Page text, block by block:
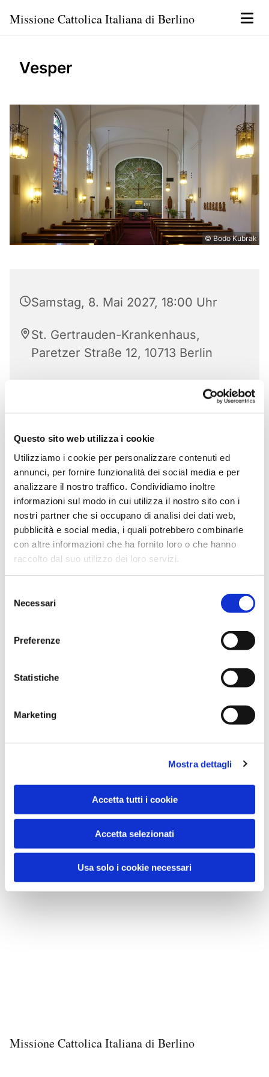
Questo sito web utilizza i cookie
Utilizziamo i cookie per personalizzare contenuti ed
annunci, per fornire funzionalità dei social media e per
analizzare il nostro traffico. Condividiamo inoltre
informazioni sul modo in cui utilizza il nostro sito con i
nostri partner che si occupano di analisi dei dati web,
pubblicità e social media, i quali potrebbero combinarle
con altre informazioni che ha fornito loro o che hanno
raccolto dal suo utilizzo dei loro servizi.
delNecessari
Preferenze
Statistiche
Marketing
Mostra dettagli
Accetta tutti i cookie
Accetta selezionati
Usa solo i cookie necessari
Missione Cattolica Italiana di Berlino
Vesper
© Bodo Kubrak
Samstag, 8. Mai 2027, 18:00 Uhr
St. Gertrauden-Krankenhaus,
Paretzer Straße 12, 10713 Berlin
Missione Cattolica Italiana di Berlino